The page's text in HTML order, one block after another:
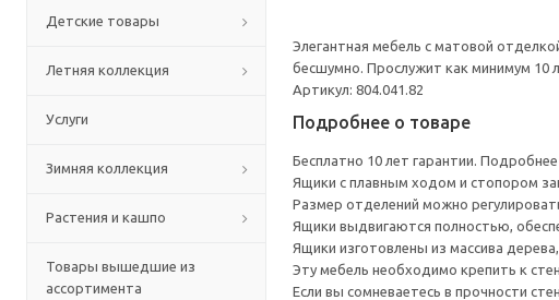
Детские товары
Летняя коллекция
Услуги
Зимняя коллекция
Растения и кашпо
Товары вышедшие из
ассортимента
Элегантная мебель с матовой
бесшумно. Прослужит как минимум 10
Артикул: 804.041.82
Подробнее о товаре
Бесплатно 10 лет гарантии.
Ящики с плавным ходом и стопором
Размер отделений можно
Ящики выдвигаются полностью,
Ящики изготовлены из массива
Эту мебель необходимо крепить к
Если вы сомневаетесь в прочности